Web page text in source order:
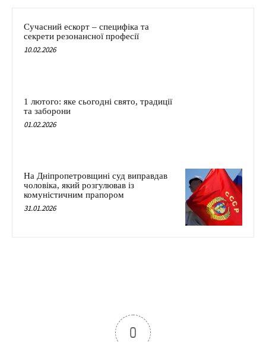
Сучасний ескорт – специфіка та
секрети резонансної професії
10.02.2026
1 лютого: яке сьогодні свято, традиції
та заборони
01.02.2026
На Дніпропетровщині суд виправдав
чоловіка, який розгулював із
комуністичним прапором
31.01.2026
0